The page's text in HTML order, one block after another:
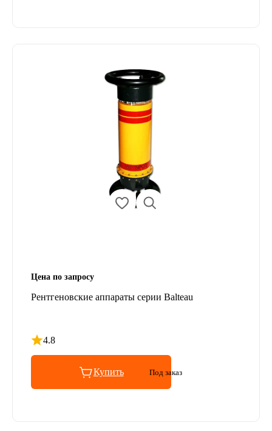
Цена по запросу
Рентгеновские аппараты серии Balteau
4.8
Рейтинг 4.8 из 5
Купить Под заказ